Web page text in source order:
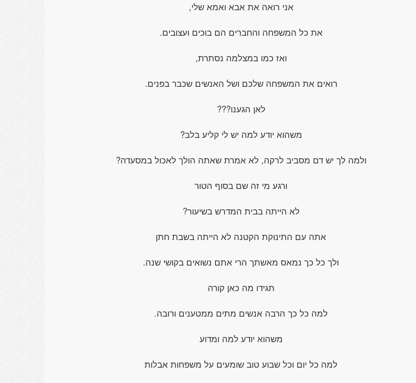
אני רואה את אבא ואמא שלי,
את כל המשפחה והחברים הם בוכים ועצובים.
ואז כמו במצלמה נסתרת,
רואים את המשפחה שלכם ושל האנשים שכבר בפנים.
לאן הגענו???
משהוא יודע למה יש לי קליע בלב?
ולמה לך יש דם מסביב לרקה, לא אמרת שאתה הולך לאכול במסעדה?
ורגע מי זה שם בסוף הטור
לא הייתה בבית המדרש בשיעור?
אתה עם התינוקת הקטנה לא הייתה בשבת חתן
ולך כל כך נמאס מאשתך הרי אתם נשואים בקושי שנה.
תגידו מה כאן קורה
למה כל כך הרבה אנשים מתים ממטענים ורובה.
משהוא יודע למה ומדוע
למה כל יום וכל שבוע טוב שומעים על משפחות אבלות